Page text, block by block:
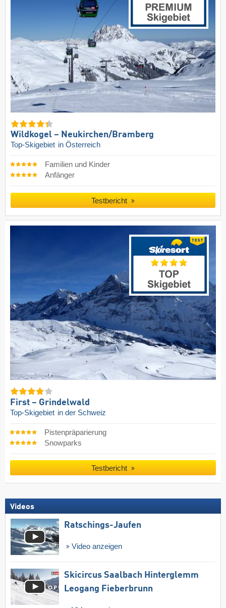
Wildkogel – Neukirchen/​Bramberg
Top-Skigebiet in Österreich
Familien und Kinder
Anfänger
Testbericht
First – Grindelwald
Top-Skigebiet in der Schweiz
Pistenpräparierung
Snowparks
Testbericht
Videos
Ratschings-Jaufen
Video anzeigen
Skicircus Saalbach Hinterglemm
Leogang Fieberbrunn